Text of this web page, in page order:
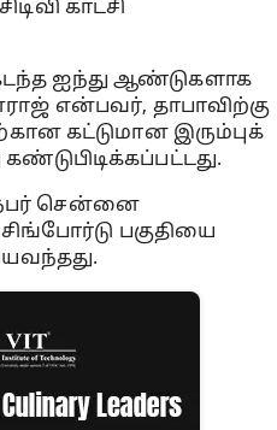
காட்சி
ஐந்து ஆண்டுகளாக
என்பவர், தாபாவிற்கு
கட்டுமான இரும்புக்
நபர் சென்னை
பகுதியை